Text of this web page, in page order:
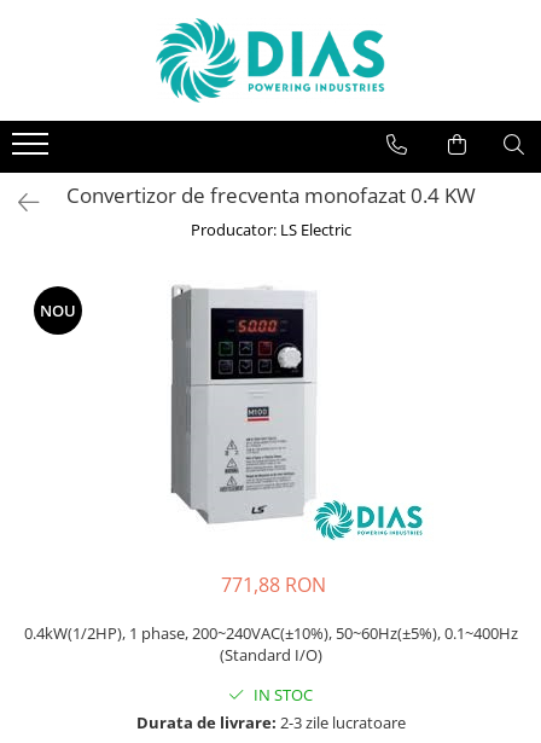
SISTEME FOTOVOLTAICE
Invertoare
Invertoare Hibrid
Panouri fotovoltaice
CONVERTIZOARE
Convertizoare monofazate
Convertizoare trifazice
MOTOARE ELECTRICE
Motoare trifazice
Convertizor de frecventa monofazat 0.4 KW
Producator: LS Electric
NOU
771,88 RON
0.4kW(1/2HP), 1 phase, 200~240VAC(±10%), 50~60Hz(±5%), 0.1~400Hz
(Standard I/O)
IN STOC
Durata de livrare: 2-3 zile lucratoare